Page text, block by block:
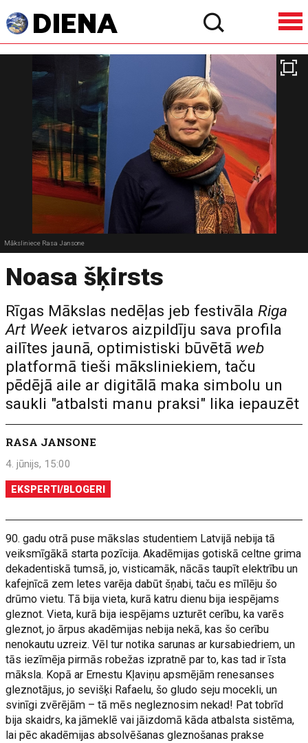
Māksliniece Rasa Jansone
Noasa šķirsts
Rīgas Mākslas nedēļas jeb festivālaRiga
Art Weekietvaros aizpildīju sava profila
ailītes jaunā, optimistiski būvētā web
platformā tieši māksliniekiem, taču
pēdējā aile ar digitālā maka simbolu un
saukli "atbalsti manu praksi" lika iepauzēt
RASA JANSONE
4. jūnijs, 15:00
EKSPERTI/BLOGERI
90. gadu otrā puse mākslas studentiem Latvijā nebija tā
veiksmīgākā starta pozīcija. Akadēmijas gotiskā celtne grima
dekadentiskā tumsā, jo, visticamāk, nācās taupīt elektrību un
kafejnīcā zem letes varēja dabūt šņabi, taču es mīlēju šo
drūmo vietu. Tā bija vieta, kurā katru dienu bija iespējams
gleznot. Vieta, kurā bija iespējams uzturēt cerību, ka varēs
gleznot, jo ārpus akadēmijas nebija nekā, kas šo cerību
nenokautu uzreiz. Vēl tur notika sarunas ar kursabiedriem, un
tās iezīmēja pirmās robežas izpratnē par to, kas tad ir īsta
māksla. Kopā ar Ernestu Kļaviņu apsmējām renesanses
gleznotājus, jo sevišķi Rafaelu, šo gludo seju mocekli, un
svinīgi zvērējām – tā mēs negleznosim nekad! Pat tobrīd
bija skaidrs, ka jāmeklē vai jāizdomā kāda atbalsta sistēma,
lai pēc akadēmijas absolvēšanas gleznošanas prakse